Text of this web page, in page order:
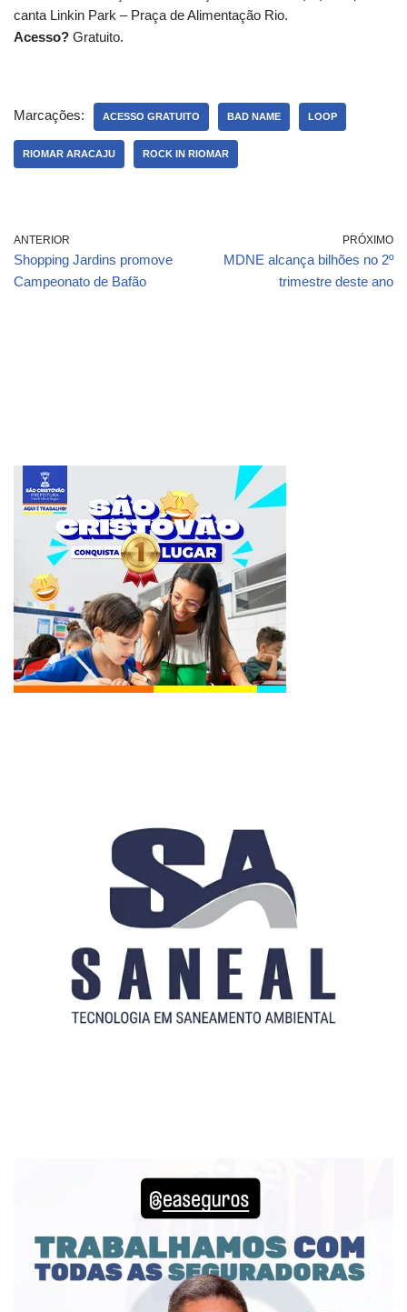
canta Linkin Park – Praça de Alimentação Rio.
Acesso? Gratuito.
Marcações: ACESSO GRATUITO BAD NAME LOOP
RIOMAR ARACAJU ROCK IN RIOMAR
ANTERIOR
Shopping Jardins promove
Campeonato de Bafão
PRÓXIMO
MDNE alcança bilhões no 2º
trimestre deste ano